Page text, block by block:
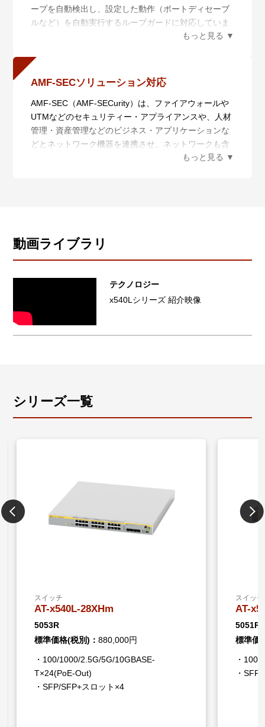
本シリーズではx510L/x530L/x550シリーズからの入れ
替えに対応しています。
x540Lシリーズはアニュアルライセンス※1 ※2を導入
- AMF Plusマスター機能
イセンス導入により最大100メンバー※3を管理できま
- 無線LANコントローラー機能
無線APの一元管理により、無線LANの運用を効率化す
るだけでなく、管理下無線APの使用チャンネルや送信
管理台数を拡張可能です。
管理が可能なVista Manager miniに標準で対応、管理
者のスキルレベルを問わない、直感的なネットワーク
管理を容易に実現します。
し、5年間のライセンスは合計5年間の期限付きライセ
ンスとして、7年間のライセンスは合計7年間の期限付
に、ライセンス再発行を弊社にて行います。
このとき、必要な情報を確認させていただくと共に、
ライセンスの設定作業はお客様作業とします。
ライセンスの利用期限が機器本体の製品保証期間を超
スによる管理可能数の合計が最大100となります（無
線APの標準サポート5台分は除く）
ープを自動検出し、設定した動作（ポートディセーブ
ルなど）を自動実行するループガードに対応していま
す。LEDの点滅で視覚的に表示されるため、該当ポー
AMF-SECソリューション対応
AMF-SEC（AMF-SECurity）は、ファイアウォールや
UTMなどのセキュリティー・アプライアンスや、人材
管理・資産管理などのビジネス・アプリケーションな
どとネットワーク機器を連携させ、ネットワークも含
めたITシステムの設定変更やセキュリティー管理を自
ートを自動的に遮断することで被疑端末の隔離ができ
ます。これによりIoT端末などでのLAN内の二次感染を
※5 サポートするSDN/OpenFlowコントローラーは、
AMF-SECコントローラー（AT-SESC/AMF Security）
です。また、構成によって最低限必要なライセンスが
異なります。AMF-SECコントローラー、および連携可
動画ライブラリ
テクノロジー
x540Lシリーズ 紹介映像
シリーズ一覧
スイッチ
AT-x540L-28XHm
5053R
標準価格(税別)： 880,000円
・100/1000/2.5G/5G/10GBASE-
T×24(PoE-Out)
・SFP/SFP+スロット×4
スイッチ
AT-
5051R
標準価
・
・